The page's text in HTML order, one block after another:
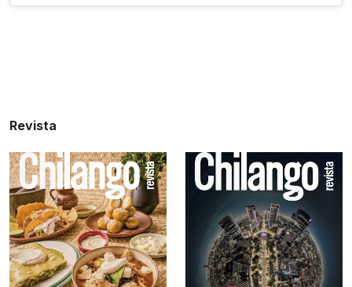
Revista